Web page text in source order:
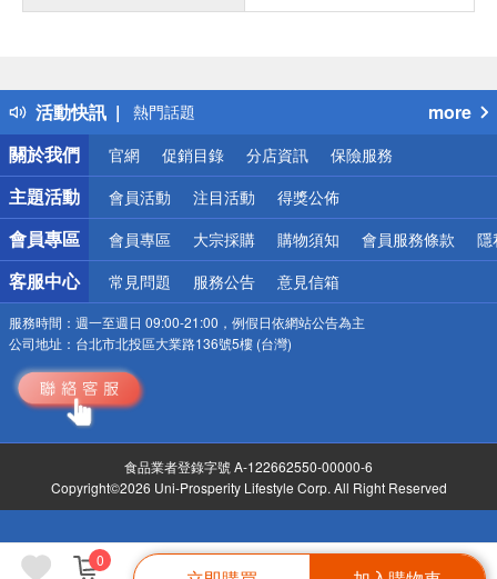
0
活動快訊
得獎公告
熱門話題
銀行優惠
偏遠地區配送
詐騙網頁！請小心！
more
關於我們
官網 促銷目錄 分店資訊 保險服務
主題活動 會員活動 注目活動 得獎公佈
會員專區 會員專區 大宗採購 購物須知 會員服務條款 隱
客服中心 常見問題 服務公告 意見信箱
服務時間： 週一至週日 09:00-21:00，例假日依網站公告為主
公司地址： 台北市北投區大業路136號5樓 (台灣)
食品業者登錄字號 A-122662550-00000-6
Copyright©2026 Uni-Prosperity Lifestyle Corp. All Right Reserved